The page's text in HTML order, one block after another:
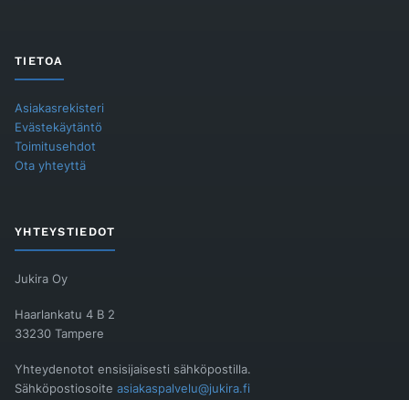
TIETOA
Asiakasrekisteri
Evästekäytäntö
Toimitusehdot
Ota yhteyttä
YHTEYSTIEDOT
Jukira Oy
Haarlankatu 4 B 2
33230 Tampere
Yhteydenotot ensisijaisesti sähköpostilla.
Sähköpostiosoite asiakaspalvelu@jukira.fi